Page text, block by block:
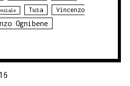
Tusa
Vincenzo
Ognibene